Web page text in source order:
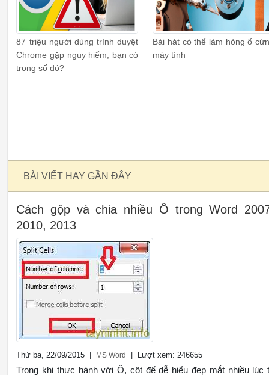
87 triệu người dùng trình duyệt
Chrome gặp nguy hiểm, bạn có
trong số đó?
Bài hát có thể làm hỏng ổ
máy tính
BÀI VIẾT HAY GẦN ĐÂY
Cách gộp và chia nhiều Ô trong Word
2010, 2013
Thứ ba, 22/09/2015 | MS Word | Lượt xem: 246655
Trong khi thực hành với Ô, cột để dễ hiểu đẹp mắt nhiều lúc